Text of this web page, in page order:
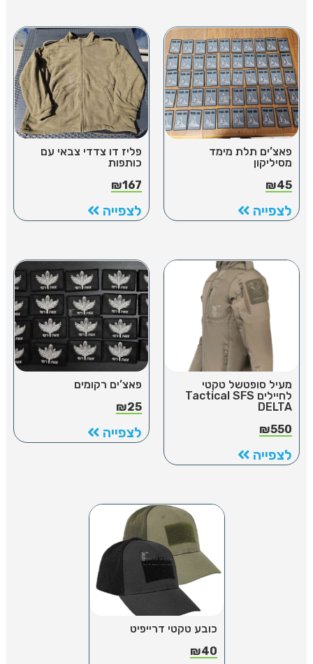
פאצ’ים תלת מימד
מסיליקון
₪45
לצפייה
פליז דו צדדי צבאי עם
כותפות
₪167
לצפייה
מעיל סופטשל טקטי
לחיילים Tactical SFS
DELTA
₪550
לצפייה
פאצ’ים רקומים
₪25
לצפייה
כובע טקטי דרייפיט
₪40